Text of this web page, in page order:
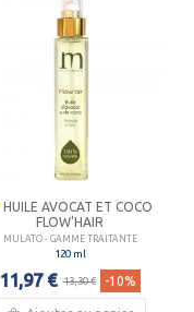
HUILE AVOCAT ET COCO
FLOW'HAIR
MULATO - GAMME TRAITANTE
120 ml
11,97 € 13,30 € -10%